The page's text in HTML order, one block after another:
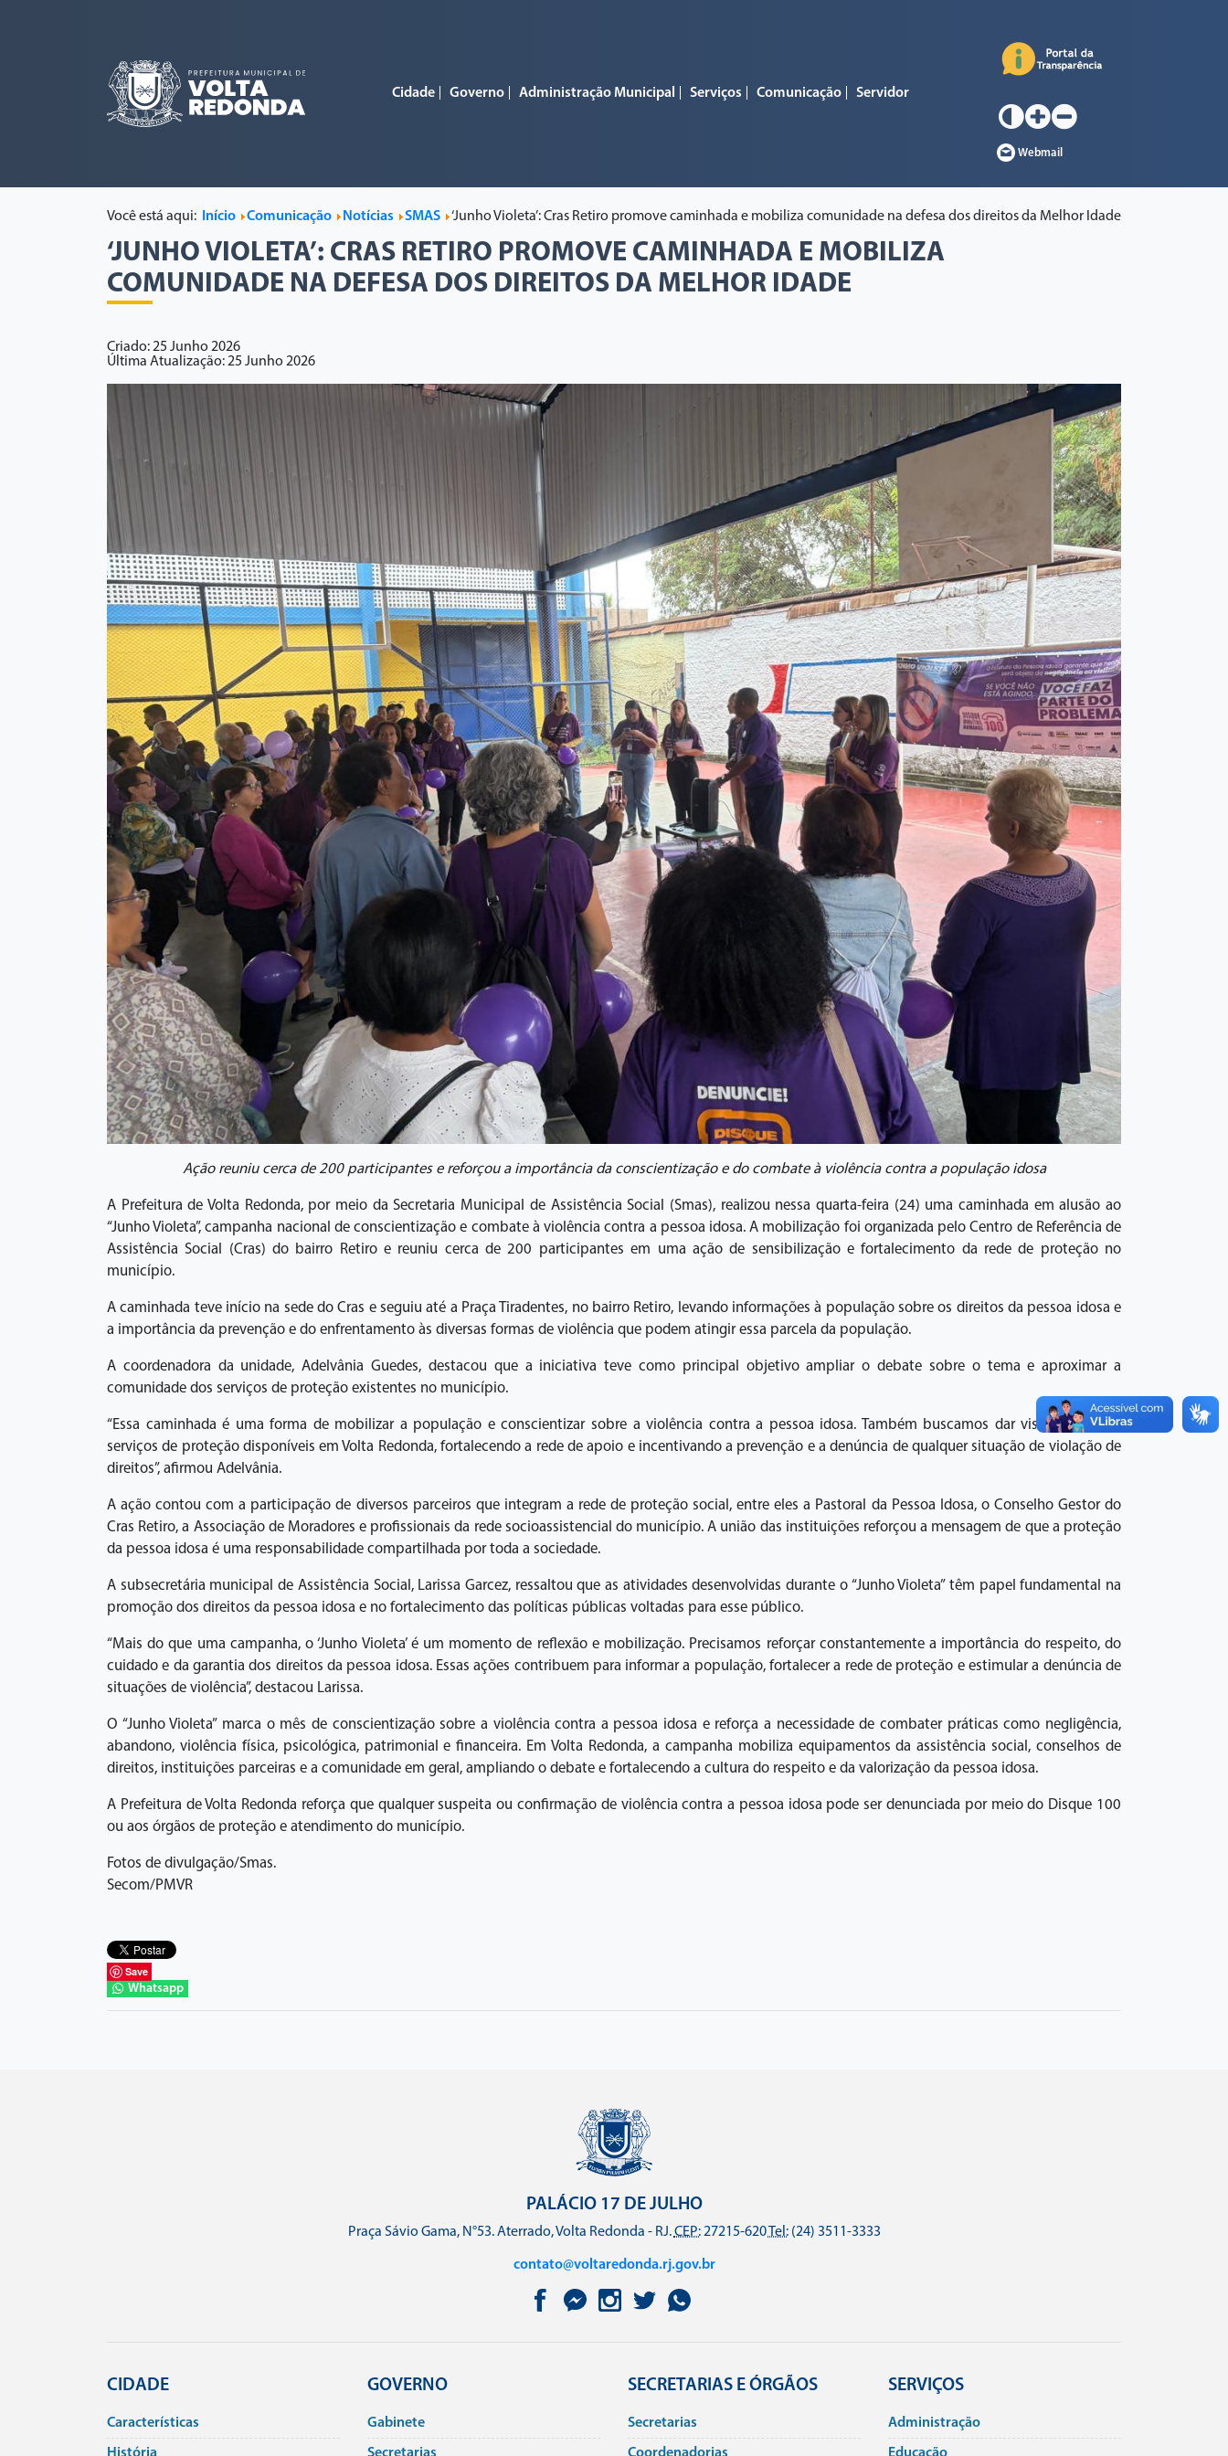
Cidade Governo Administração Municipal Serviços Comunicação Servidor
Webmail
Você está aqui: Início Comunicação Notícias SMAS ‘Junho Violeta’: Cras Retiro promove caminhada e mobiliza comunidade na defesa dos direitos da Melhor Idade
‘JUNHO VIOLETA’: CRAS RETIRO PROMOVE CAMINHADA E MOBILIZA
COMUNIDADE NA DEFESA DOS DIREITOS DA MELHOR IDADE
Criado: 25 Junho 2026
Última Atualização: 25 Junho 2026
Ação reuniu cerca de 200 participantes e reforçou a importância da conscientização e do combate à violência contra a população idosa
A Prefeitura de Volta Redonda, por meio da Secretaria Municipal de Assistência Social (Smas), realizou nessa quarta-feira (24) uma caminhada em alusão ao
“Junho Violeta”, campanha nacional de conscientização e combate à violência contra a pessoa idosa. A mobilização foi organizada pelo Centro de Referência de
Assistência Social (Cras) do bairro Retiro e reuniu cerca de 200 participantes em uma ação de sensibilização e fortalecimento da rede de proteção no
município.
A caminhada teve início na sede do Cras e seguiu até a Praça Tiradentes, no bairro Retiro, levando informações à população sobre os direitos da pessoa idosa e
a importância da prevenção e do enfrentamento às diversas formas de violência que podem atingir essa parcela da população.
A coordenadora da unidade, Adelvânia Guedes, destacou que a iniciativa teve como principal objetivo ampliar o debate sobre o tema e aproximar a
comunidade dos serviços de proteção existentes no município.
“Essa caminhada é uma forma de mobilizar a população e conscientizar sobre a violência contra a pessoa idosa. Também buscamos dar visibilidade aos
serviços de proteção disponíveis em Volta Redonda, fortalecendo a rede de apoio e incentivando a prevenção e a denúncia de qualquer situação de violação de
direitos”, afirmou Adelvânia.
A ação contou com a participação de diversos parceiros que integram a rede de proteção social, entre eles a Pastoral da Pessoa Idosa, o Conselho Gestor do
Cras Retiro, a Associação de Moradores e profissionais da rede socioassistencial do município. A união das instituições reforçou a mensagem de que a proteção
da pessoa idosa é uma responsabilidade compartilhada por toda a sociedade.
A subsecretária municipal de Assistência Social, Larissa Garcez, ressaltou que as atividades desenvolvidas durante o “Junho Violeta” têm papel fundamental na
promoção dos direitos da pessoa idosa e no fortalecimento das políticas públicas voltadas para esse público.
“Mais do que uma campanha, o ‘Junho Violeta’ é um momento de reflexão e mobilização. Precisamos reforçar constantemente a importância do respeito, do
cuidado e da garantia dos direitos da pessoa idosa. Essas ações contribuem para informar a população, fortalecer a rede de proteção e estimular a denúncia de
situações de violência”, destacou Larissa.
O “Junho Violeta” marca o mês de conscientização sobre a violência contra a pessoa idosa e reforça a necessidade de combater práticas como negligência,
abandono, violência física, psicológica, patrimonial e financeira. Em Volta Redonda, a campanha mobiliza equipamentos da assistência social, conselhos de
direitos, instituições parceiras e a comunidade em geral, ampliando o debate e fortalecendo a cultura do respeito e da valorização da pessoa idosa.
A Prefeitura de Volta Redonda reforça que qualquer suspeita ou confirmação de violência contra a pessoa idosa pode ser denunciada por meio do Disque 100
ou aos órgãos de proteção e atendimento do município.
Fotos de divulgação/Smas.
Secom/PMVR
Save
Whatsapp
PALÁCIO 17 DE JULHO
Praça Sávio Gama, N°53. Aterrado, Volta Redonda - RJ.CEP:27215-620Tel:(24) 3511-3333
contato@voltaredonda.rj.gov.br
CIDADE
Caracterí­sticas
História
GOVERNO
Gabinete
Secretarias
SECRETARIAS E ÓRGÃOS
Secretarias
Coordenadorias
SERVIÇOS
Administração
Educação